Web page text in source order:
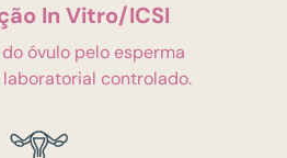
In Vitro/ICSI
óvulo pelo esperma
controlado.